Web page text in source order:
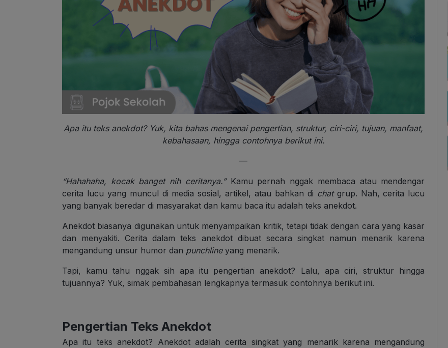
Apa itu teks anekdot? Yuk, kita bahas mengenai pengertian, struktur, ciri-ciri, tujuan, manfaat,
kebahasaan, hingga contohnya berikut ini.
—
“Hahahaha, kocak banget nih ceritanya.”Kamu pernah nggak membaca atau mendengar
cerita lucu yang muncul di media sosial, artikel, atau bahkan di chatgrup. Nah, cerita lucu
yang banyak beredar di masyarakat dan kamu baca itu adalah teks anekdot.
Anekdot biasanya digunakan untuk menyampaikan kritik, tetapi tidak dengan cara yang kasar
dan menyakiti. Cerita dalam teks anekdot dibuat secara singkat namun menarik karena
mengandung unsur humor dan punchlineyang menarik.
Tapi, kamu tahu nggak sih apa itu pengertian anekdot? Lalu, apa ciri, struktur hingga
tujuannya? Yuk, simak pembahasan lengkapnya termasuk contohnya berikut ini.
Pengertian Teks Anekdot
Apa itu teks anekdot? Anekdot adalah cerita singkat yang menarik karena mengandung